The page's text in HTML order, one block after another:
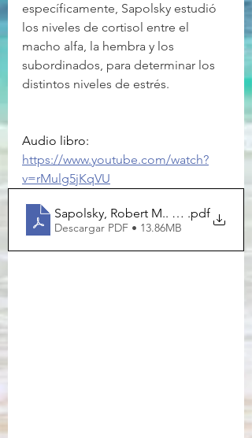
específicamente, Sapolsky estudió
los niveles de cortisol entre el
macho alfa, la hembra y los
subordinados, para determinar los
distintos niveles de estrés.
Audio libro:
https://www.youtube.com/watch?
v=rMulg5jKqVU
.pdf
Descargar PDF • 13.86MB